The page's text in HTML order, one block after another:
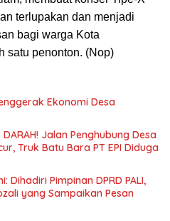
terlupakan dan menjadi
bagi warga Kota
satu penonton. (Nop)
Ekonomi Desa
DARAH! Jalan Penghubung Desa
Truk Batu Bara PT EPI Diduga
Dihadiri Pimpinan DPRD PALI,
yang Sampaikan Pesan